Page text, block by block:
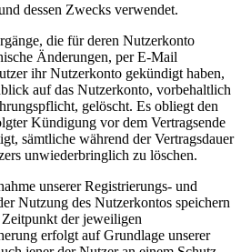
dessen Zwecks verwendet.
die für deren Nutzerkonto
Änderungen, per E-Mail
ihr Nutzerkonto gekündigt haben,
auf das Nutzerkonto, vorbehaltlich
gelöscht. Es obliegt den
Kündigung vor dem Vertragsende
sämtliche während der Vertragsdauer
unwiederbringlich zu löschen.
unserer Registrierungs- und
Nutzung des Nutzerkontos speichern
der jeweiligen
erfolgt auf Grundlage unserer